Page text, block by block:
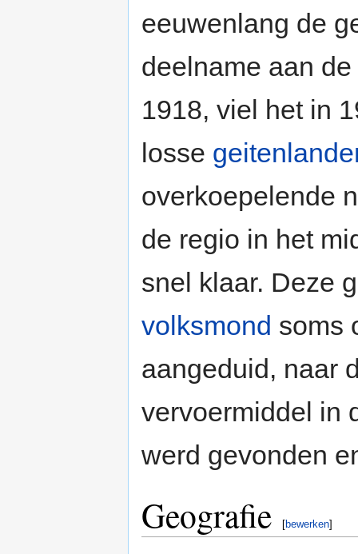
eeuwenlang de
deelname aan
1918, viel het in
losse
overkoepelende
de regio in het
snel klaar. Deze
volksmond soms
aangeduid, naar
vervoermiddel in
werd gevonden
Geografie [bewerken]